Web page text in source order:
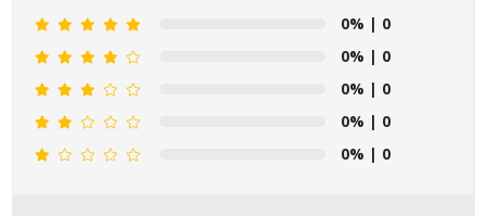
0% | 0
0% | 0
0% | 0
0% | 0
0% | 0